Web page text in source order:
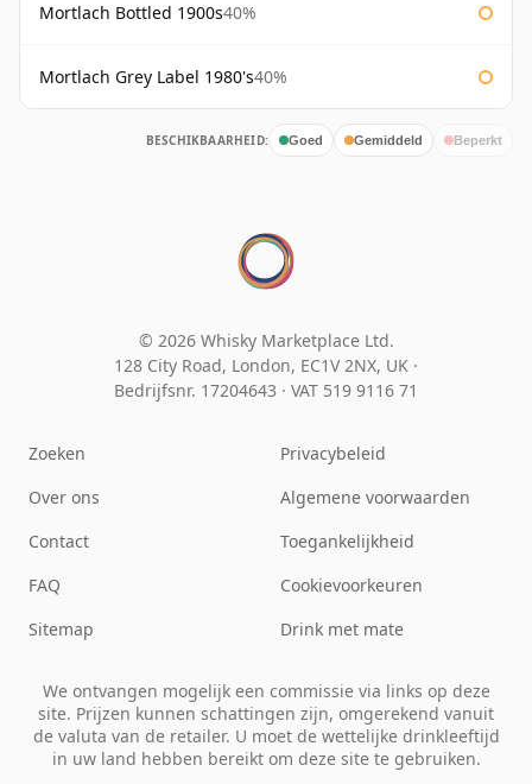
Mortlach Bottled 1900s40%
Mortlach Grey Label 1980's40%
BESCHIKBAARHEID: Goed Gemiddeld Beperkt
© 2026 Whisky Marketplace Ltd.
128 City Road, London, EC1V 2NX, UK ·
Bedrijfsnr. 17204643 · VAT 519 9116 71
Zoeken
Over ons
Contact
FAQ
Sitemap
Privacybeleid
Algemene voorwaarden
Toegankelijkheid
Cookievoorkeuren
Drink met mate
We ontvangen mogelijk een commissie via links op deze
site. Prijzen kunnen schattingen zijn, omgerekend vanuit
de valuta van de retailer. U moet de wettelijke drinkleeftijd
in uw land hebben bereikt om deze site te gebruiken.